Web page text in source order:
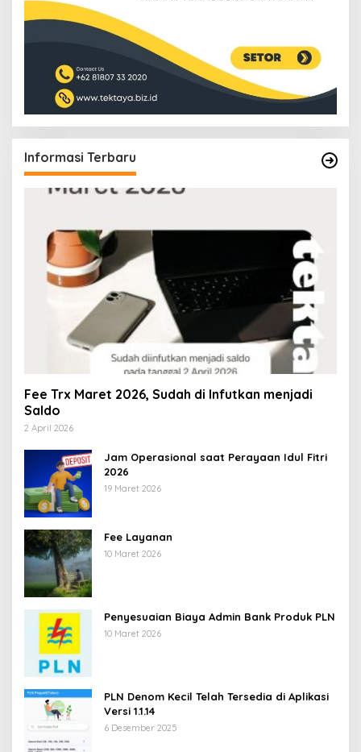
Informasi Terbaru
Fee Trx Maret 2026, Sudah di Infutkan menjadi
Saldo
2 April 2026
Jam Operasional saat Perayaan Idul Fitri
2026
19 Maret 2026
Fee Layanan
10 Maret 2026
Penyesuaian Biaya Admin Bank Produk PLN
10 Maret 2026
PLN Denom Kecil Telah Tersedia di Aplikasi
Versi 1.1.14
6 Desember 2025